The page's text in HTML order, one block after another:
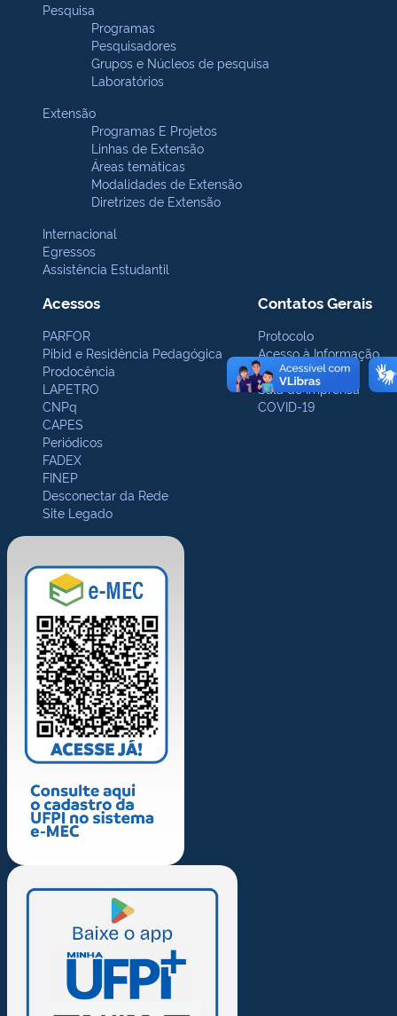
Pesquisa
Programas
Pesquisadores
Grupos e Núcleos de pesquisa
Laboratórios
Extensão
Programas E Projetos
Linhas de Extensão
Áreas temáticas
Modalidades de Extensão
Diretrizes de Extensão
Internacional
Egressos
Assistência Estudantil
Acessos
PARFOR
Pibid e Residência Pedagógica
Prodocência
LAPETRO
CNPq
CAPES
Periódicos
FADEX
FINEP
Desconectar da Rede
Site Legado
Contatos Gerais
Protocolo
Acesso à Informação
Ouvidoria
Sala de Imprensa
COVID-19